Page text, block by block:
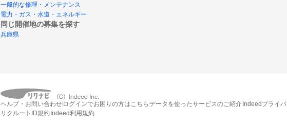
一般的な修理・メンテナンス
電力・ガス・水道・エネルギー
同じ開催地の募集を探す
兵庫県
ヘルプ・お問い合わせ ログインでお困りの方はこちら データを使ったサービスのご紹介 Indeedプライ
リクルートID規約 Indeed利用規約